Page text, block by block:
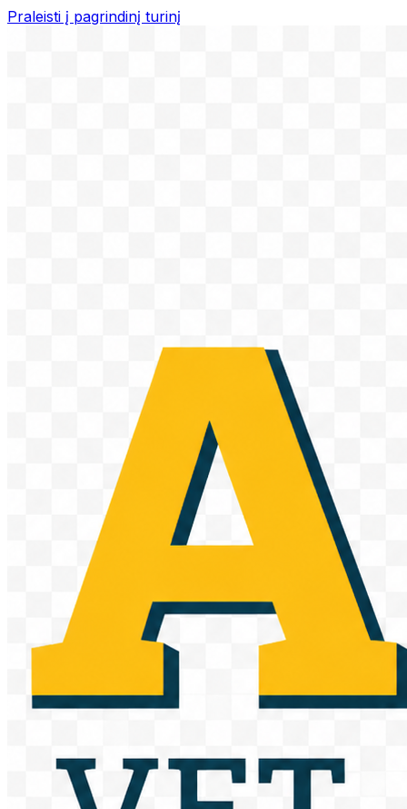
Praleisti į pagrindinį turinį